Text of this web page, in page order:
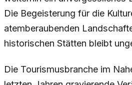
Die Begeisterung für die
atemberaubenden
historischen Stätten bleibt
Die Tourismusbranche im